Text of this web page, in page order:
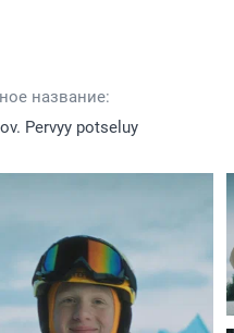
название:
Pervyy potseluy